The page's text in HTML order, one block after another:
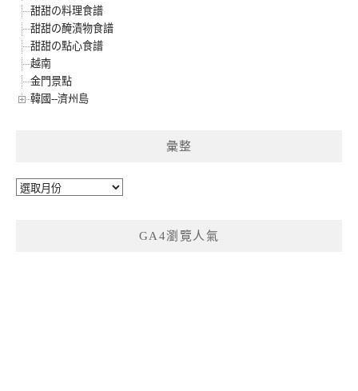
甜甜の料理食譜
甜甜の醃漬物食譜
甜甜の點心食譜
越南
金門景點
韓國--濟州島
彙整
彙
GA4瀏覽人氣